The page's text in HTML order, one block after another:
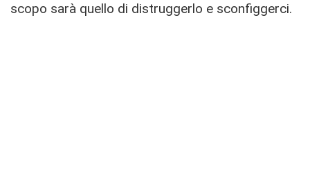
scopo sarà quello di distruggerlo e sconfiggerci.